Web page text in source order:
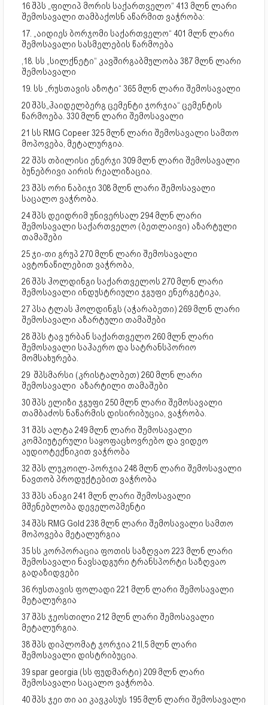
16 შპს „ფილიპ მორის საქართველო“ 413 მლნ ლარი
შემოსავალი თამბაქოსნ აწარმით ვაჭრობა:
17. „აიდიეს ბორჯომი საქართველო“ 401 მლნ ლარი
შემოსავალი სასმელების წარმოება
,18. სს „სილქნეტი“ კავშირგაბმულობა 387 მლნ ლარი
შემოსავალი
19. სს „რუსთავის აზოტი“ 365 მლნ ლარი შემოსავალი
20 შპს„ჰაიდელბერგ ცემენტი ჯორჯია“ ცემენტის
წარმოება. 330 მლნ ლარი შემოსავალი
21 სს RMG Copeer 325 მლნ ლარი შემოსავალი სამთო
მოპოვება, მეტალურგია.
22 შპს თბილისი ენერჯი 309 მლნ ლარი შემოსავალი
ბუნებრივი აირის რეალიზაცია.
23 შპს ორი ნაბიჯი 308 მლნ ლარი შემოსავალი
საცალო ვაჭრობა.
24 შპს დეიდრიმ უნივერსალ 294 მლნ ლარი
შემოსავალი საქართველო (ბეთლაივი) აზარტული
თამაშები
25 ჯი-თი გრუპ 270 მლნ ლარი შემოსავალი
ავტონაწილებით ვაჭრობა,
26 შპს ჰოლდინგი საქართველოს 270 მლნ ლარი
შემოსავალი ინდუსტრიული ჯგუფი ენერგეტიკა,
27 პსა ტლას ჰოლდინგს (აჭარაბეთი) 269 მლნ ლარი
შემოსავალი აზარტული თამაშები
28 შპს ტავ ურბან საქართველო 260 მლნ ლარი
შემოსავალი საჰაერო და სატრანსპორიო
მომსახურება.
29 შპსმარსი (კრისტალბეთ) 260 მლნ ლარი
შემოსავალი აზარტილი თამაშები
30 შპს ელიზი ჯგუფი 250 მლნ ლარი შემოსავალი
თამბაძოს ნაწარმის დისირიბუცია, ვაჭრობა.
31 შპს ალტა 249 მლნ ლარი შემოსავალი
კომპიუტერული საყოფაცხოვრებო და ვიდეო
აუდიოტექნიკით ვაჭრობა
32 შპს ლუკოილ-პორჯია 248 მლნ ლარი შემოსავალი
ნავთობ პროდუქტებით ვაჭრობა
33 შპს ანაგი 241 მლნ ლარი შემოსავალი
მშენებლობა დეველოპმენტი
34 შპს RMG Gold 238 მლნ ლარი შემოსავალი სამთო
მოპოვება მეტალურგია
35 სს კორპორაცია ფოთის საზღვაო 223 მლნ ლარი
შემოსავალი ნავსადგური ტრანსპორტი საზღვაო
გადაზიდვები
36 რუსთავის ფოლადი 221 მლნ ლარი შემოსავალი
მეტალურგია
37 შპს ჯეოსთილი 212 მლნ ლარი შემოსავალი
მეტალურგია.
38 შპს დიპლომატ ჯორჯია 21I,5 მლნ ლარი
შემოსავალი დისტრიბუცია.
39 spar georgia (სს ფუდმარტი) 209 მლნ ლარი
შემოსავალი საცალო ვაჭრობა.
40 შპს ჯეი თი აი კავკასუს 195 მლნ ლარი შემოსავალი